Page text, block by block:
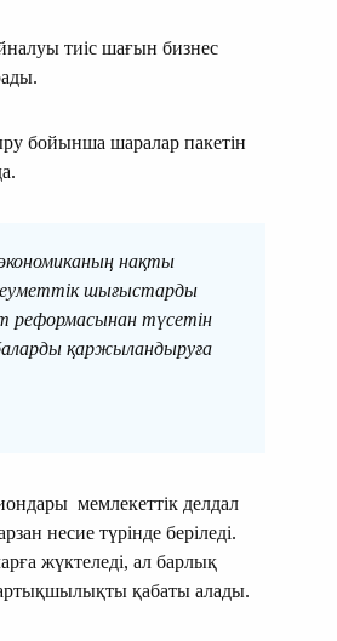
тиіс шағын бизнес
бойынша шаралар пакетін
нақты
шығыстарды
түсетін
қаржыландыруға
мемлекеттік делдал
несие түрінде беріледі.
жүктеледі, ал барлық
қабаты алады.